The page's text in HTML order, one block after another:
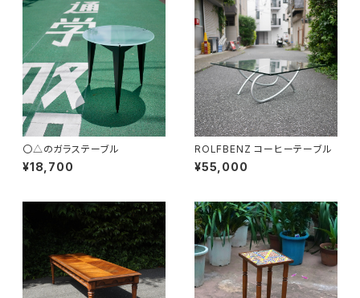
〇△のガラステーブル
¥18,700
ROLFBENZ コーヒーテーブル
¥55,000